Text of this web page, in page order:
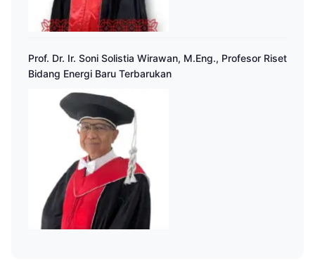
Prof. Dr. Ir. Soni Solistia Wirawan, M.Eng., Profesor Riset
Bidang Energi Baru Terbarukan